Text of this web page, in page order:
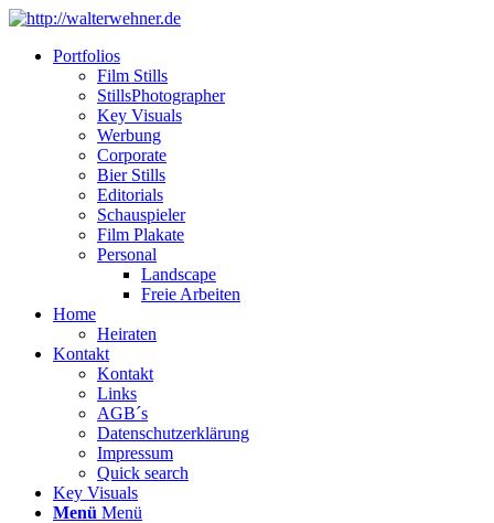
Portfolios
Film Stills
StillsPhotographer
Key Visuals
Werbung
Corporate
Bier Stills
Editorials
Schauspieler
Film Plakate
Personal
Landscape
Freie Arbeiten
Home
Heiraten
Kontakt
Kontakt
Links
AGB´s
Datenschutzerklärung
Impressum
Quick search
Key Visuals
Menü Menü